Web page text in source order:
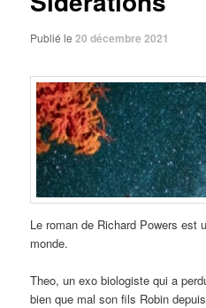
Publié le20 décembre 2021
Le roman de Richard Powers est
monde.
Theo, un exo biologiste qui a
bien que mal son fils Robin